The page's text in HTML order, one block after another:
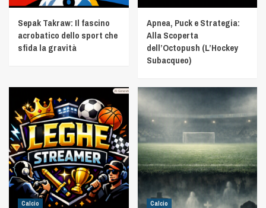
Sepak Takraw: Il fascino
acrobatico dello sport che
sfida la gravità
Apnea, Puck e Strategia:
Alla Scoperta
dell’Octopush (L’Hockey
Subacqueo)
Calcio Calcio